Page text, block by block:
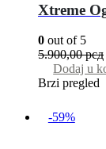
Xtreme
0 out of 5
5.900,00рсд
Dodaj u
Brzi pregled
-59%